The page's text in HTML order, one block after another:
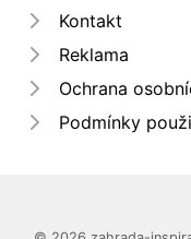
Kontakt
Reklama
Ochrana
Podmínky